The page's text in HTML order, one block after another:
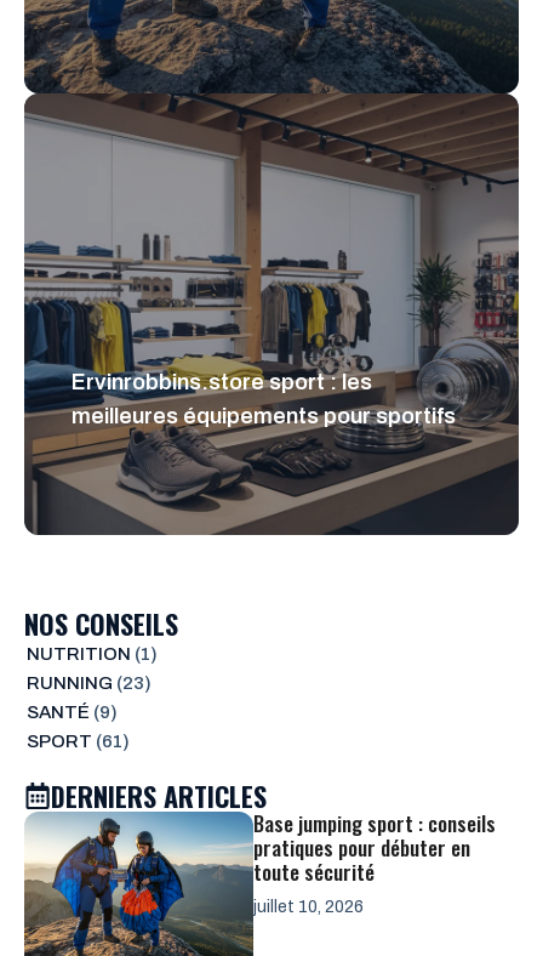
Ervinrobbins.store sport : les
meilleures équipements pour sportifs
NOS CONSEILS
NUTRITION (1)
RUNNING (23)
SANTÉ (9)
SPORT (61)
DERNIERS ARTICLES
Base jumping sport : conseils
pratiques pour débuter en
toute sécurité
juillet 10, 2026